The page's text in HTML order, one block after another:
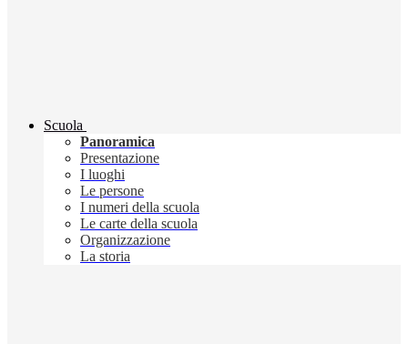
Scuola
Panoramica
Presentazione
I luoghi
Le persone
I numeri della scuola
Le carte della scuola
Organizzazione
La storia